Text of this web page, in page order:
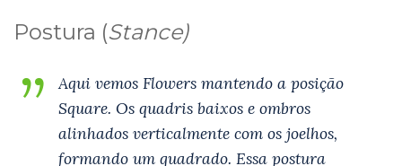
Postura (Stance)
Aqui vemos Flowers mantendo a posição
Square. Os quadris baixos e ombros
alinhados verticalmente com os joelhos,
formando um quadrado. Essa postura